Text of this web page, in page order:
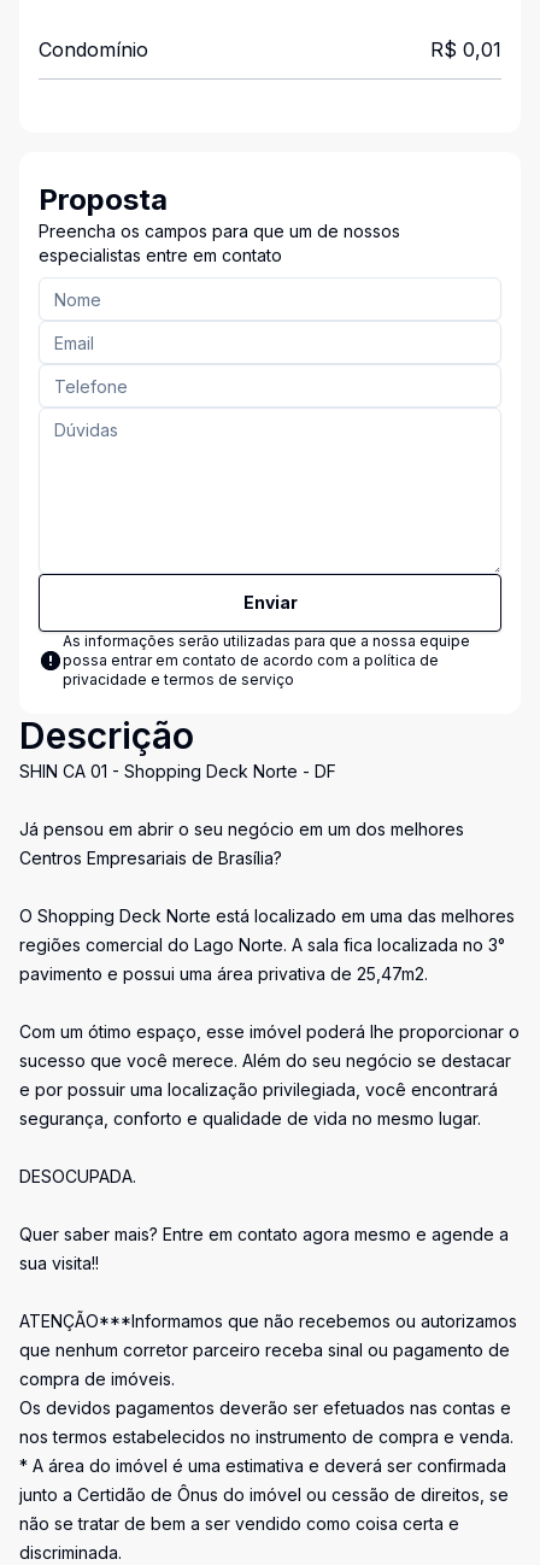
Condomínio R$ 0,01
Proposta
Preencha os campos para que um de nossos
especialistas entre em contato
Enviar
As informações serão utilizadas para que a nossa equipe
possa entrar em contato de acordo com a política de
privacidade e termos de serviço
Descrição
SHIN CA 01 - Shopping Deck Norte - DF
Já pensou em abrir o seu negócio em um dos melhores
Centros Empresariais de Brasília?
O Shopping Deck Norte está localizado em uma das melhores
regiões comercial do Lago Norte. A sala fica localizada no 3°
pavimento e possui uma área privativa de 25,47m2.
Com um ótimo espaço, esse imóvel poderá lhe proporcionar o
sucesso que você merece. Além do seu negócio se destacar
e por possuir uma localização privilegiada, você encontrará
segurança, conforto e qualidade de vida no mesmo lugar.
DESOCUPADA.
Quer saber mais? Entre em contato agora mesmo e agende a
sua visita!!
ATENÇÃO***Informamos que não recebemos ou autorizamos
que nenhum corretor parceiro receba sinal ou pagamento de
compra de imóveis.
Os devidos pagamentos deverão ser efetuados nas contas e
nos termos estabelecidos no instrumento de compra e venda.
* A área do imóvel é uma estimativa e deverá ser confirmada
junto a Certidão de Ônus do imóvel ou cessão de direitos, se
não se tratar de bem a ser vendido como coisa certa e
discriminada.